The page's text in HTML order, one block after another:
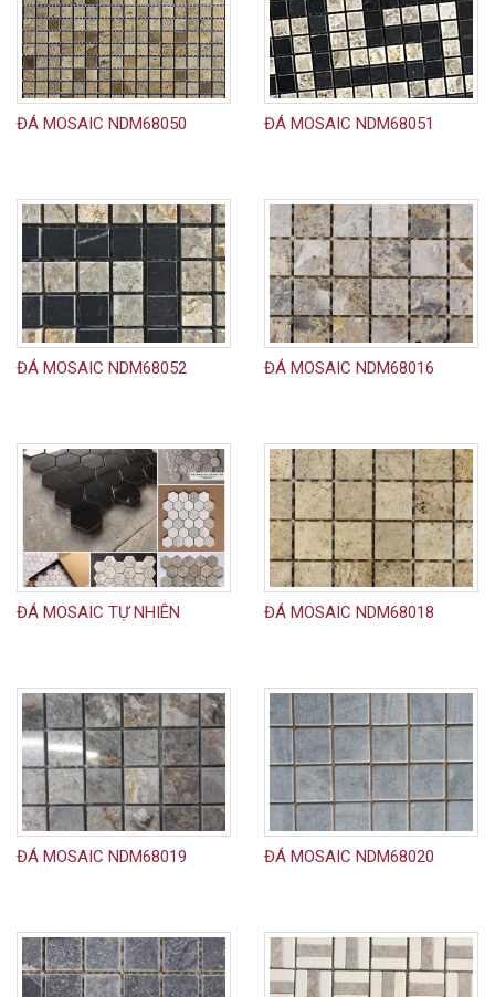
ĐÁ MOSAIC NDM68050 ĐÁ MOSAIC NDM68051
ĐÁ MOSAIC NDM68052 ĐÁ MOSAIC NDM68016
ĐÁ MOSAIC TỰ NHIÊN ĐÁ MOSAIC NDM68018
ĐÁ MOSAIC NDM68019 ĐÁ MOSAIC NDM68020